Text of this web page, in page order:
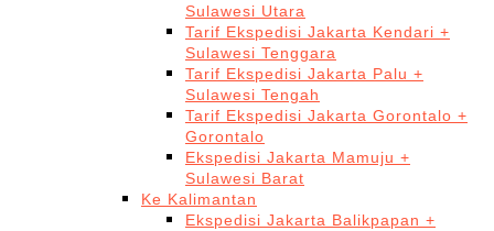
Sulawesi Utara
Tarif Ekspedisi Jakarta Kendari +
Sulawesi Tenggara
Tarif Ekspedisi Jakarta Palu +
Sulawesi Tengah
Tarif Ekspedisi Jakarta Gorontalo +
Gorontalo
Ekspedisi Jakarta Mamuju +
Sulawesi Barat
Ke Kalimantan
Ekspedisi Jakarta Balikpapan +